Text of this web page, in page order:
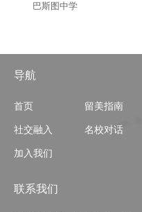
巴斯图中学
导航
首页 留美指南
社交融入 名校对话
加入我们
联系我们